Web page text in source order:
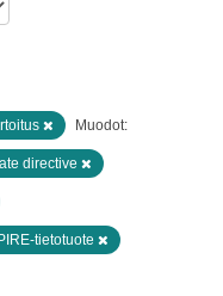
Muodot:
directive
tietotuote